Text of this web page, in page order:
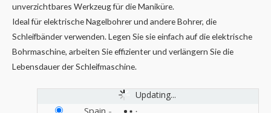
unverzichtbares Werkzeug für die Maniküre.
Ideal für elektrische Nagelbohrer und andere Bohrer, die
Schleifbänder verwenden. Legen Sie sie einfach auf die elektrische
Bohrmaschine, arbeiten Sie effizienter und verlängern Sie die
Lebensdauer der Schleifmaschine.
Updating...
Spain -